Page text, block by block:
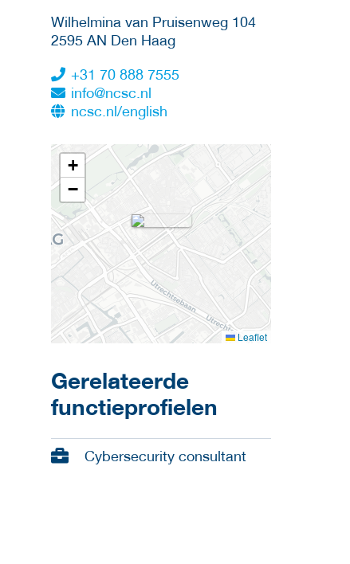
Wilhelmina van Pruisenweg 104
2595 AN Den Haag
+31 70 888 7555
info@ncsc.nl
ncsc.nl/english
+
−
Leaflet
Gerelateerde
functieprofielen
Cybersecurity consultant